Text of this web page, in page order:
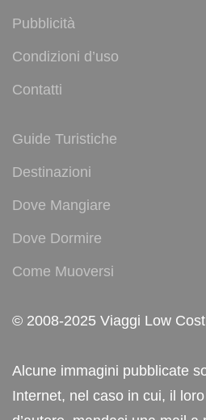
Pubblicità
Condizioni d’uso
Contatti
Guide Turistiche
Destinazioni
Dove Mangiare
Dove Dormire
Come Muoversi
© 2008-2025 Viaggi Low Cost
Alcune immagini pubblicate
Internet, nel caso in cui, il